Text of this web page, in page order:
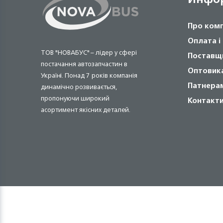
ТОВ "НОВАБУС" – лідер у сфері
постачання автозапчастин в
Україні. Понад 7 років компанія
динамічно розвивається,
пропонуючи широкий
асортимент якісних деталей.
Про
Оплата